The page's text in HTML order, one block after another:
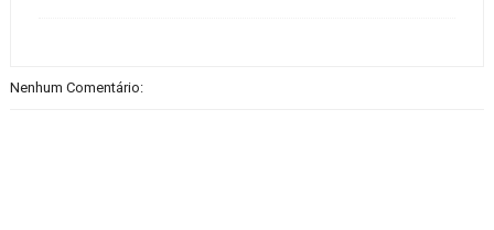
Nenhum Comentário: